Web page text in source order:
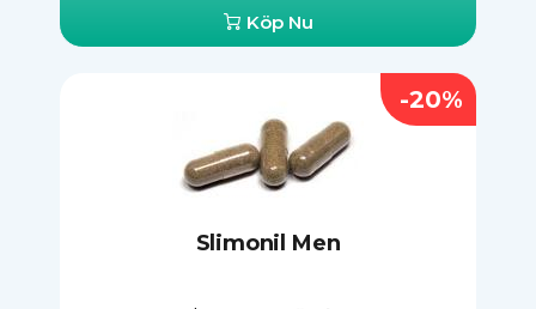
Köp Nu
Slimonil Men
-20%